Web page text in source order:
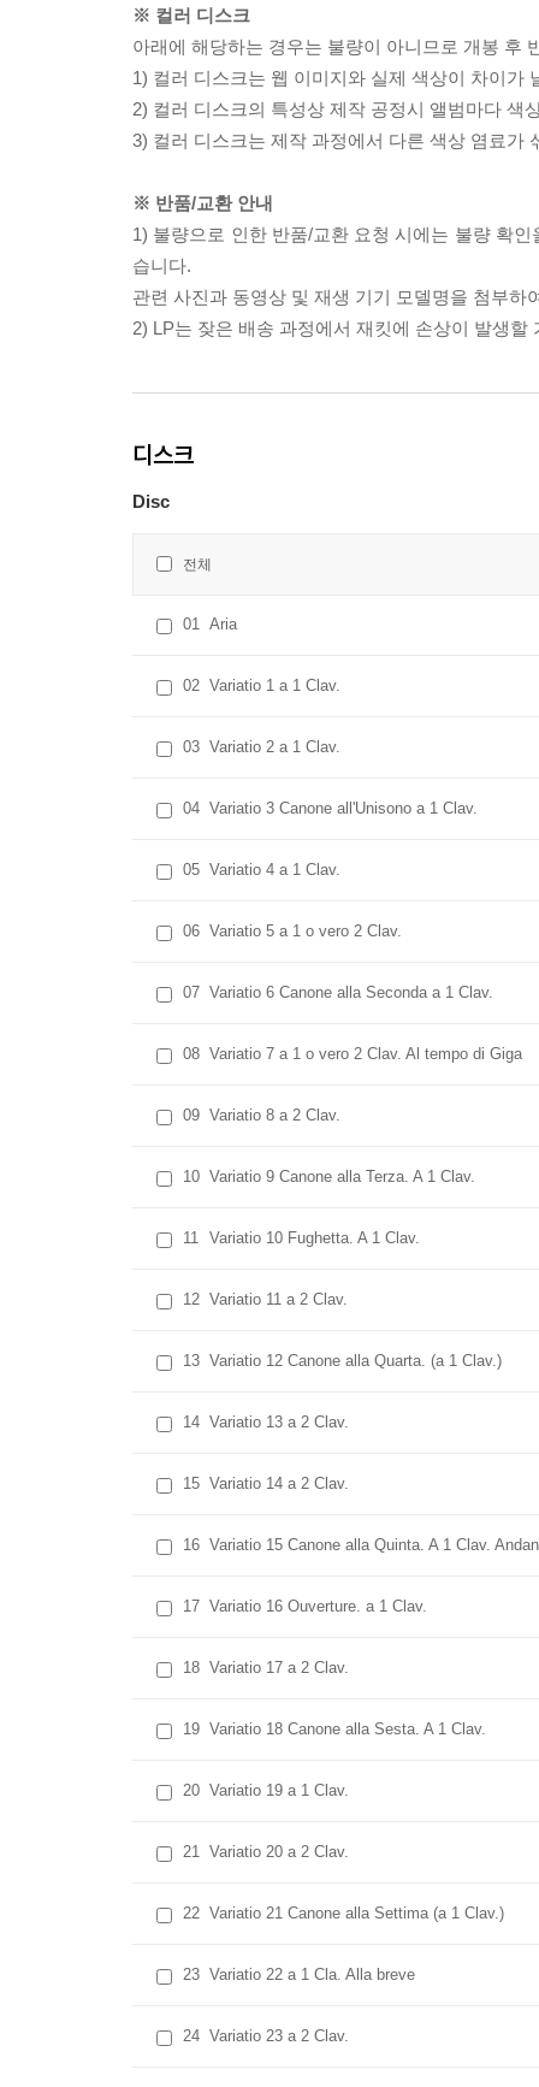
※ 컬러 디스크
아래에 해당하는 경우는 불량이 아니므로 개봉 후
1) 컬러 디스크는 웹 이미지와 실제 색상이 차이가
2) 컬러 디스크의 특성상 제작 공정시 앨범마다 색
3) 컬러 디스크는 제작 과정에서 다른 색상 염료가
※ 반품/교환 안내
1) 불량으로 인한 반품/교환 요청 시에는 불량 확
습니다.
관련 사진과 동영상 및 재생 기기 모델명을 첨부하
2) LP는 잦은 배송 과정에서 재킷에 손상이 발생
디스크
Disc
전체
01 Aria
02 Variatio 1 a 1 Clav.
03 Variatio 2 a 1 Clav.
04 Variatio 3 Canone all'Unisono a 1 Clav.
05 Variatio 4 a 1 Clav.
06 Variatio 5 a 1 o vero 2 Clav.
07 Variatio 6 Canone alla Seconda a 1 Clav.
08 Variatio 7 a 1 o vero 2 Clav. Al tempo di Giga
09 Variatio 8 a 2 Clav.
10 Variatio 9 Canone alla Terza. A 1 Clav.
11 Variatio 10 Fughetta. A 1 Clav.
12 Variatio 11 a 2 Clav.
13 Variatio 12 Canone alla Quarta. (a 1 Clav.)
14 Variatio 13 a 2 Clav.
15 Variatio 14 a 2 Clav.
16 Variatio 15 Canone alla Quinta. A 1 Clav.
17 Variatio 16 Ouverture. a 1 Clav.
18 Variatio 17 a 2 Clav.
19 Variatio 18 Canone alla Sesta. A 1 Clav.
20 Variatio 19 a 1 Clav.
21 Variatio 20 a 2 Clav.
22 Variatio 21 Canone alla Settima (a 1 Clav.)
23 Variatio 22 a 1 Cla. Alla breve
24 Variatio 23 a 2 Clav.